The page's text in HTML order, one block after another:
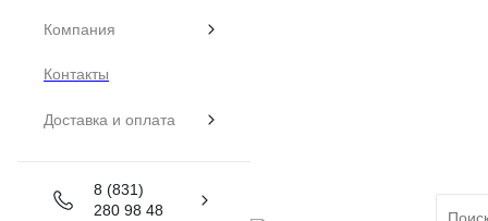
Компания
Контакты
Доставка и оплата
8 (831)
280 98 48